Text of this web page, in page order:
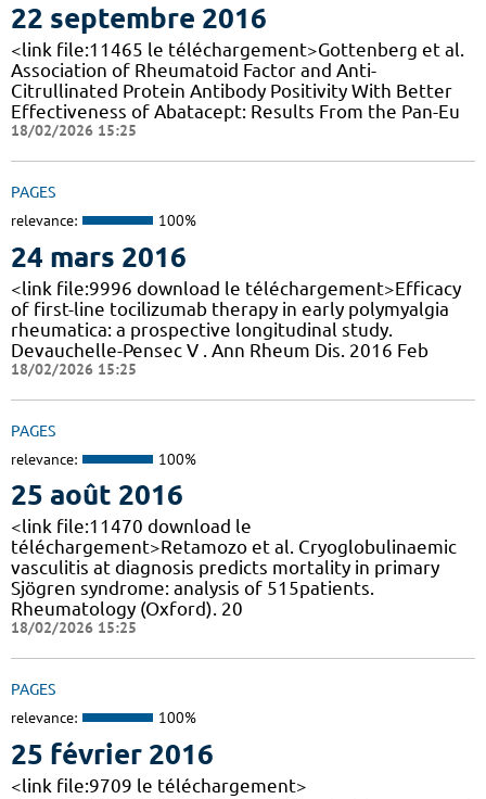
22 septembre 2016
<link file:11465 le téléchargement>Gottenberg et al.
Association of Rheumatoid Factor and Anti-
Citrullinated Protein Antibody Positivity With Better
Effectiveness of Abatacept: Results From the Pan-Eu
18/02/2026 15:25
PAGES
relevance: 100%
24 mars 2016
<link file:9996 download le téléchargement>Efficacy
of first-line tocilizumab therapy in early polymyalgia
rheumatica: a prospective longitudinal study.
Devauchelle-Pensec V . Ann Rheum Dis. 2016 Feb
18/02/2026 15:25
PAGES
relevance: 100%
25 août 2016
<link file:11470 download le
téléchargement>Retamozo et al. Cryoglobulinaemic
vasculitis at diagnosis predicts mortality in primary
Sjögren syndrome: analysis of 515patients.
Rheumatology (Oxford). 20
18/02/2026 15:25
PAGES
relevance: 100%
25 février 2016
<link file:9709 le téléchargement>